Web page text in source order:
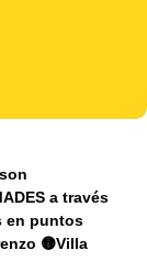
a través
en puntos
🟡Villa